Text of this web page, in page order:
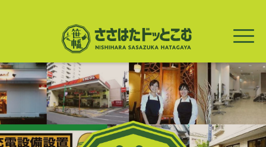
テ
ン
ツ
に
移
動